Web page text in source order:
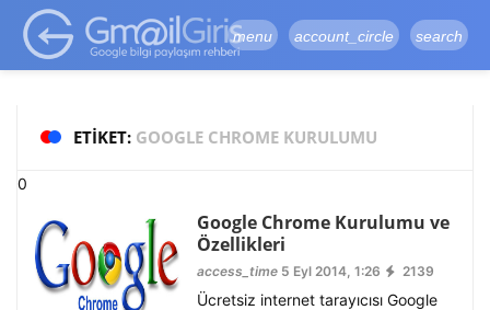
google-site-
verification=vqSI0upH550kabR5X8xpjMYieaXmuBueYgCJBW3uetM
menu account_circle search
ETIKET: GOOGLE CHROME KURULUMU
0
Google Chrome Kurulumu ve
Özellikleri
access_time5 Eyl 2014, 1:26 2139
Ücretsiz internet tarayıcısı Google